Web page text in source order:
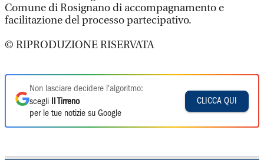
Comune di Rosignano di accompagnamento e
facilitazione del processo partecipativo.
© RIPRODUZIONE RISERVATA
Non lasciare decidere l'algoritmo:
scegli
Il Tirreno
per le tue notizie su Google
CLICCA QUI